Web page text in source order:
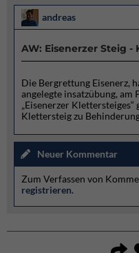
andreas
AW: Eisenerzer Steig -
Die Bergrettung Eisenerz,
angelegte insatzübung, am
„Eisenerzer
Klettersteig zu
Neuer Kommentar
Zum Verfassen von
registrieren.